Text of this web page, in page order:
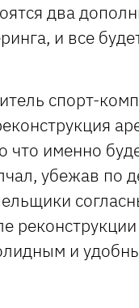
два
и все
спорт-
что именно
убежав по
и